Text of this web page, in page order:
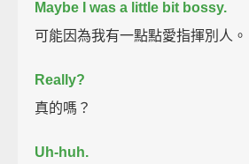
Maybe I was a little bit bossy.
可能因為我有一點點愛指揮別人。
Really?
真的嗎？
Uh-huh.